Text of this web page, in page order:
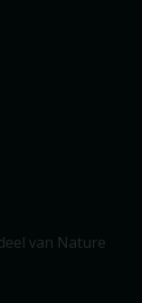
van Nature